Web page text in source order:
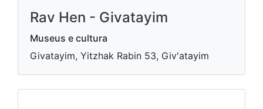
Rav Hen - Givatayim
Museus e cultura
Givatayim, Yitzhak Rabin 53, Giv'atayim